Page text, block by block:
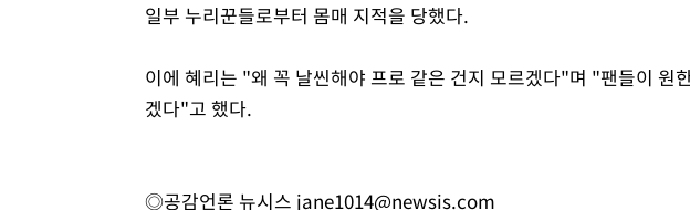
일부 누리꾼들로부터 몸매 지적을 당했다.
이에 혜리는 "왜 꼭 날씬해야 프로 같은 건지 모르겠다"며 "팬들이 원
겠다"고 했다.
◎공감언론 뉴시스 jane1014@newsis.com